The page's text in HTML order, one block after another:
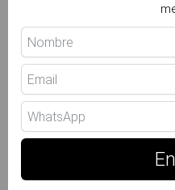
64.00 €
Elige el Color
Verde